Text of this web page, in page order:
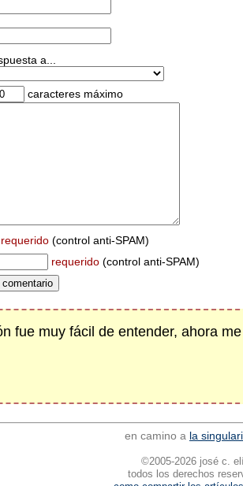
a...
caracteres máximo
requerido (control anti-SPAM)
requerido (control anti-SPAM)
fue muy fácil de entender, ahora
en camino a la
©2005-2026 josé c.
todos los derechos